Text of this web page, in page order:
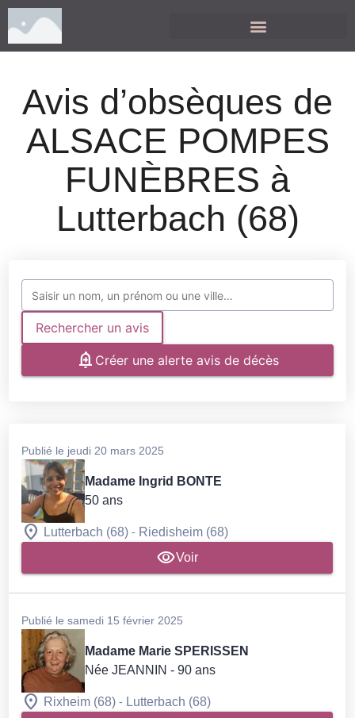
Avis d’obsèques de
ALSACE POMPES
FUNÈBRES à
Lutterbach (68)
Rechercher un avis
Créer une alerte avis de décès
Publié le jeudi 20 mars 2025
Madame Ingrid BONTE
50 ans
Lutterbach (68) - Riedisheim (68)
Voir
Publié le samedi 15 février 2025
Madame Marie SPERISSEN
Née JEANNIN - 90 ans
Rixheim (68) - Lutterbach (68)